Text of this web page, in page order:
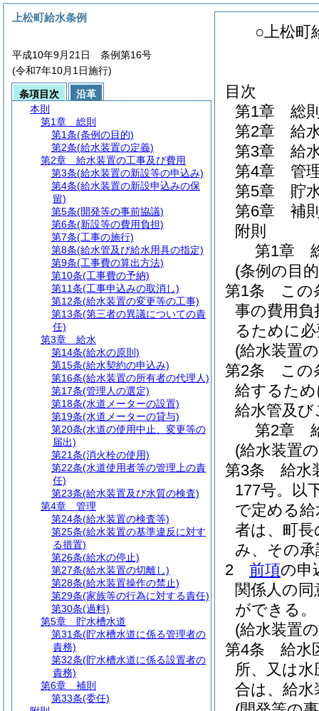
○上松町
目次
第1章
総
第2章
給
第3章
給
第4章
管
第5章
貯
第6章
補
附則
第1章
(条例の目
第1条
この
事の費用
るために
(給水装置
第2条
この
給するた
給水管及
第2章
(給水装置
第3条
給水
177号。以
で定める
者は、町
み、その
2
前項の申
関係人の
ができる。
(給水装置
第4条
給水
所、又は
合は、給
上松町給水条例
平成10年9月21日 条例第16号
(令和7年10月1日施行)
条項目次
沿革
本則
第1章
総則
第1条(条例の目的)
第2条(給水装置の定義)
第2章
給水装置の工事及び費用
第3条(給水装置の新設等の申込み)
第4条(給水装置の新設申込みの保
留)
第5条(開発等の事前協議)
第6条(新設等の費用負担)
第7条(工事の施行)
第8条(給水管及び給水用具の指定)
第9条(工事費の算出方法)
第10条(工事費の予納)
第11条(工事申込みの取消し)
第12条(給水装置の変更等の工事)
第13条(第三者の異議についての責
任)
第3章
給水
第14条(給水の原則)
第15条(給水契約の申込み)
第16条(給水装置の所有者の代理人)
第17条(管理人の選定)
第18条(水道メーターの設置)
第19条(水道メーターの貸与)
第20条(水道の使用中止、変更等の
届出)
第21条(消火栓の使用)
第22条(水道使用者等の管理上の責
任)
第23条(給水装置及び水質の検査)
第4章
管理
第24条(給水装置の検査等)
第25条(給水装置の基準違反に対す
る措置)
第26条(給水の停止)
第27条(給水装置の切離し)
第28条(給水装置操作の禁止)
第29条(家族等の行為に対する責任)
第30条(過料)
第5章
貯水槽水道
第31条(貯水槽水道に係る管理者の
責務)
第32条(貯水槽水道に係る設置者の
責務)
第6章
補則
第33条(委任)